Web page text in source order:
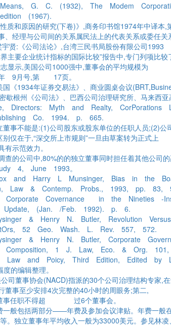
G. C. (1932), The Modem
(1967).
质和原因的研究(下卷)》,商务印书馆1974年中译本,
、经理与公司间的关系属民法上的代表关系或
宇贤:《公司法论》,台湾三民书局股份有限公
主要企业统计指标的国际比较”报告中,专门列
志显示,美国公司1000强中,董事会的平均规模
年 9月号,第 17页。
国《1934年证券交易法》、商业圆桌会议
歇根州《公司法》、巴西公司治理研究所、马
Directors: Myth and Realty,
Co. 1994. p. 665.
董事不能是:(1)公司股东或股东单位的任职人员
别仅在于,“深交所上市规则”一旦由草案转为正
示范效力。
查的公司中,80%的的独立董事同时担任着其他
4, June 1993。
and Harry L Munsinger, Bias in the
Law & Contemp. Probs., 1993, pp. 83,
Corporate Covernance in the Nineties -
Update, (Jan. /Feb. 1992). p. 6.
& Henry N. Butler, Revolution
52 Geo. Wash. L. Rev. 557, 572.
& Henry N. Butler, Corporate
Composition, 1 J. Law, Eco. & Org. 101,
Law and Poicy, Third Edition, Edited by
的编辑整理。
司董事协会(NACD)指派的30个公司治理结构
董事至少安排4次完整的40小时的周眼务;第二,
董事任职不得超 过6个董事会。
一般包括两部分——年费及参加会议津贴。年费
独立董事年平均收入一般为33000美元。参见林